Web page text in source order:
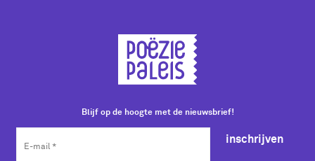
Blijf op de hoogte met de nieuwsbrief!
inschrijven